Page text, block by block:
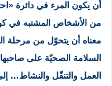
أن يكون المرء في دائرة
من الأشخاص المشتبه في
معناه أن يتحوّل من مرحلة
السلامة الصحيّة على
العمل والتنقّل والنشاط…